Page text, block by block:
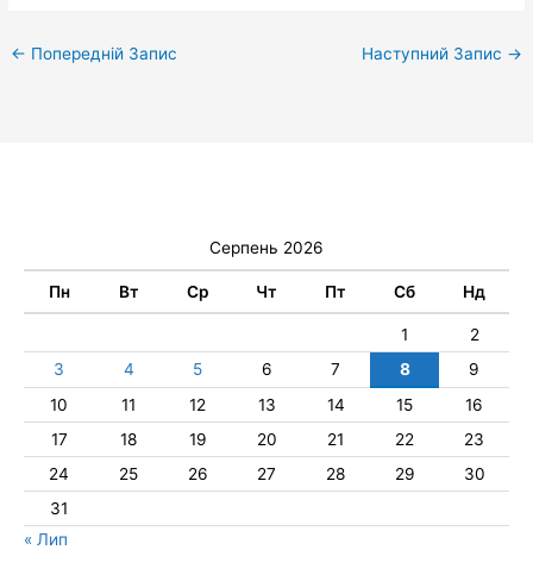
← Попередній Запис Наступний Запис →
Серпень 2026
Пн Вт Ср Чт Пт Сб Нд
1
2
3
4 5 6 7 8
9
10
11 12 13 14 15
16
17
18 19 20 21 22
23
24
25 26 27 28 29
30
31
« Лип